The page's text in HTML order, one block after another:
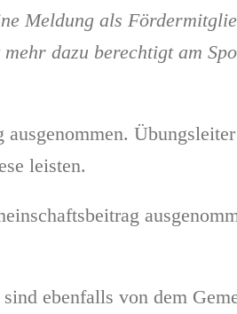
Meldung als
dazu berechtigt am
leisten.
ebenfalls von dem